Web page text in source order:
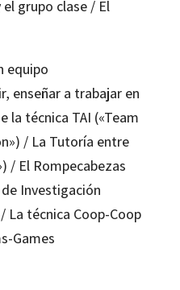
grupo clase / El
equipo
enseñar a trabajar en
técnica TAI («Team
/ La Tutoría entre
/ El Rompecabezas
Investigación
La técnica Coop-Coop
Games